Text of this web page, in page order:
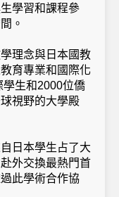
學習和課程參
。
理念與日本國教
育專業和國際化
生和2000位僑
視野的大學殿
日本學生占了大
外交換最熱門首
此學術合作協